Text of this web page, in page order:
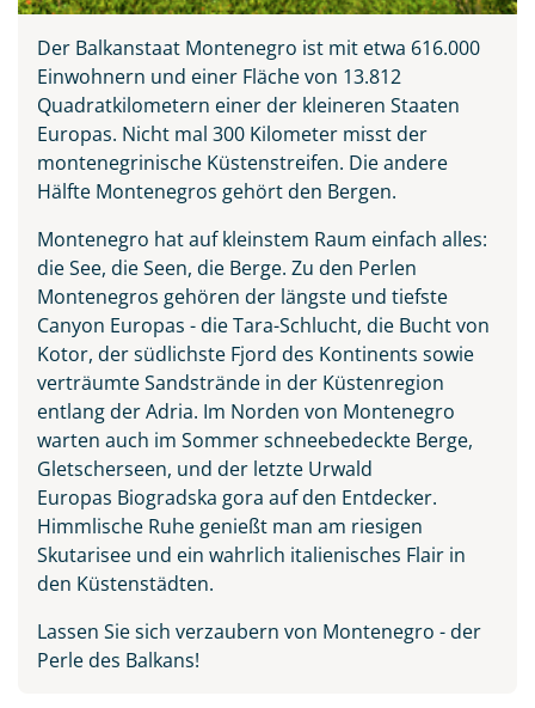
Vranjina im Skutarisee
© ollirg - stock.adobe.com
Der Balkanstaat Montenegro ist mit etwa 616.000
Einwohnern und einer Fläche von 13.812
Quadratkilometern einer der kleineren Staaten
Europas. Nicht mal 300 Kilometer misst der
montenegrinische Küstenstreifen. Die andere
Hälfte Montenegros gehört den Bergen.
Montenegro hat auf kleinstem Raum einfach alles:
die See, die Seen, die Berge. Zu den Perlen
Montenegros gehören der längste und tiefste
Canyon Europas - die Tara-Schlucht, die Bucht von
Kotor, der südlichste Fjord des Kontinents sowie
verträumte Sandstrände in der Küstenregion
entlang der Adria. Im Norden von Montenegro
warten auch im Sommer schneebedeckte Berge,
Gletscherseen, und der letzte Urwald
Europas Biogradska gora auf den Entdecker.
Himmlische Ruhe genießt man am riesigen
Skutarisee und ein wahrlich italienisches Flair in
den Küstenstädten.
Lassen Sie sich verzaubern von Montenegro - der
Perle des Balkans!